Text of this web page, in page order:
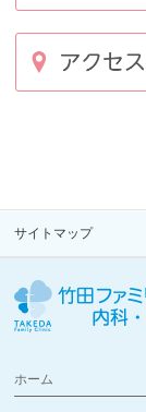
サイトマップ
ホーム